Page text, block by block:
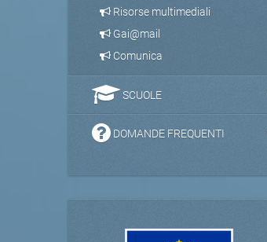
Risorse multimediali
Gai@mail
Comunica
SCUOLE
DOMANDE FREQUENTI